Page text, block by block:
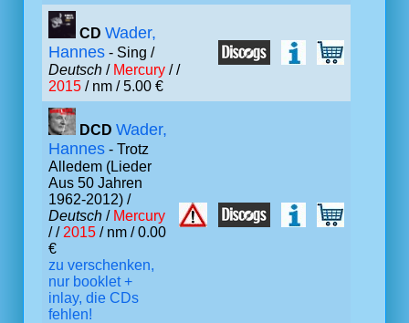
CD Wader,
Hannes - Sing /
Deutsch / Mercury / /
2015 / nm / 5.00 €
DCD Wader,
Hannes - Trotz
Alledem (Lieder
Aus 50 Jahren
1962-2012) /
Deutsch / Mercury
/ / 2015 / nm / 0.00
€
zu verschenken,
nur booklet +
inlay, die CDs
fehlen!